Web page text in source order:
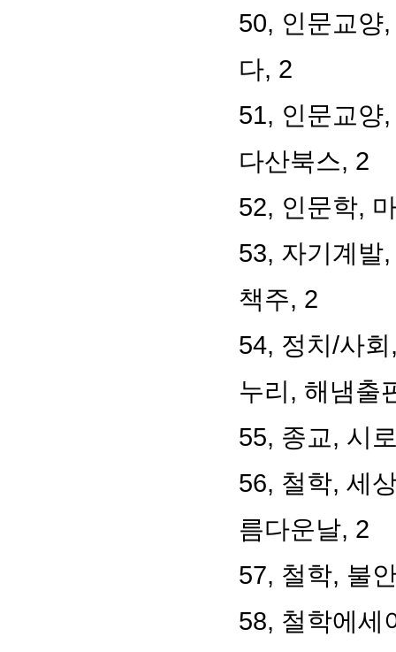
50, 인문교양
다, 2
51, 인문교양
다산북스, 2
52, 인문학,
53, 자기계발
책주, 2
54, 정치/사
누리, 해냄출
55, 종교, 시
56, 철학, 세
름다운날, 2
57, 철학, 불
58, 철학에세